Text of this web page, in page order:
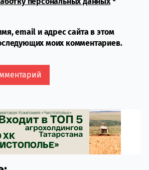
email и адрес сайта в этом
моих комментариев.